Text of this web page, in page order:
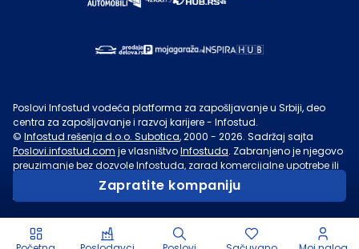
Zapratite kompaniju
Poslovi Infostud vodeća platforma za zapošljavanje u Srbiji, deo
centra za zapošljavanje i razvoj karijere - Infostud.
© Infostud rešenja d.o.o. Subotica, 2000 - 2026. Sadržaj sajta
Poslovi.infostud.com je vlasništvoInfostuda. Zabranjeno je njegovo
preuzimanje bez dozvoleInfostuda, zarad komercijalne upotrebe ili
u druge svrhe, osim za lične potrebe posetilaca sajta.